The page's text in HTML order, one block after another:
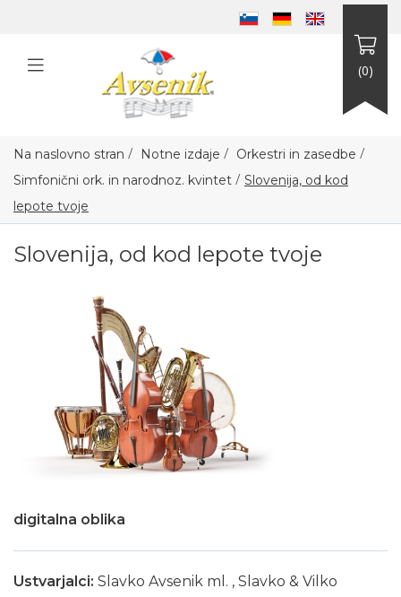
(0)
Na naslovno stran / Notne izdaje / Orkestri in zasedbe /
Simfonični ork. in narodnoz. kvintet / Slovenija, od kod
lepote tvoje
Slovenija, od kod lepote tvoje
digitalna oblika
Ustvarjalci: Slavko Avsenik ml. , Slavko & Vilko